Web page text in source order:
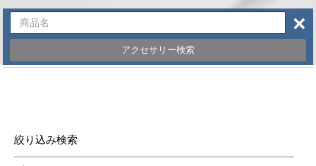
アクセサリー検索
×
絞り込み検索